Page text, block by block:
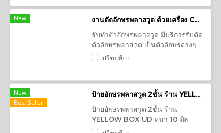
New
งานตัดอักษรพลาสวูด ด้วยเครื่อง CNC ตัวอักษรพลาสวูด
รับทำตัวอักษรพลาสวูด มีบริการรับตัด
ตัวอักษรพลาสวูด เป็นตัวอักษรต่างๆ
ด้วยเครื่อง CNC พร้อมทำสีตามที่ถูก
ง่ายๆด้วยตัวคุณเอง
เปรียบเทียบ
New
Best Seller
ป้ายอักษรพลาสวูด 2ชั้น ร้าน YELLOW BOX UD
ป้ายอักษรพลาสวูด 2ชั้น ร้าน
YELLOW BOX UD หนา 10 มิล
ราคาถูก ราคาประหยัด ราคาโรงงาน